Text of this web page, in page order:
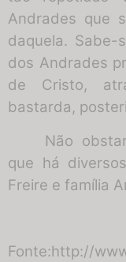
Andrades que
daquela. Sabe-
dos Andrades
de Cristo,
bastarda,
Não
que há
Freire e família
Fonte:http://